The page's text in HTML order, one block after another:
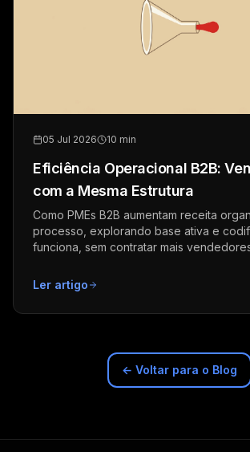
05 Jul 2026 10 min
Eficiência Operacional B2B:
com a Mesma Estrutura
Como PMEs B2B aumentam receita
processo, explorando base ativa e
funciona, sem contratar mais
Ler artigo
← Voltar para o Blog